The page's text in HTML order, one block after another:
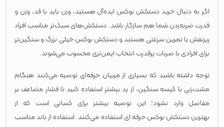
اگر به دنبال خرید دستکش بوکس ایده‌آل هستید، وزن باید با قد، وزن و
قدرت ضربه‌زدن شما هم سازگار باشد. دستکش‌های سبک‌تر مناسب افراد
ریز‌نقش یا تمرین سرعتی هستند و دستکش بوکس خیلی بزرگ و سنگین‌تر
برای افرادی با ضربات پرقدرت انتخاب ایمن‌تری محسوب می‌شوند.
توجه داشته باشید که بسیاری از مربیان حرفه‌ای توصیه می‌کنند هنگام
مشت‌زنی با کیسه سنگین، از پد بیشتر استفاده کنید تا فشار مضاعف بر
مفاصل وارد نشود؛ این توصیه بیشتر برای کسانی است که از
بهترین دستکش بوکس حرفه ای استفاده می‌کنند. استفاده از باند مناسب